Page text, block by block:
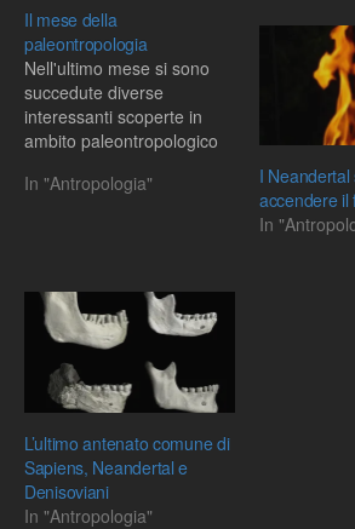
Il mese della
paleontropologia
Nell'ultimo mese si sono
succedute diverse
interessanti scoperte in
ambito paleontropologico
In "Antropologia"
I
accendere il
In
L’ultimo antenato comune di
Sapiens, Neandertal e
Denisoviani
In "Antropologia"